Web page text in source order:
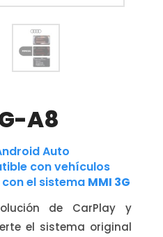
A8
Auto
con vehículos
el sistema MMI 3G
de CarPlay y
el sistema original